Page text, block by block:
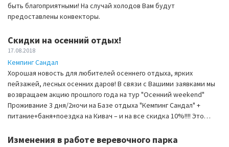
быть благоприятными! На случай холодов Вам будут
предоставлены конвекторы.
Скидки на осенний отдых!
17.08.2018
Кемпинг Сандал
Хорошая новость для любителей осеннего отдыха, ярких
пейзажей, лесных осенних даров! В связи с Вашими заявками мы
возвращаем акцию прошлого года на тур "Осенний weekend"
Проживание 3 дня/2ночи на Базе отдыха "Кемпинг Сандал" +
питание+баня+поездка на Кивач – и на все скидка 10%!!!! Это…
Изменения в работе веревочного парка